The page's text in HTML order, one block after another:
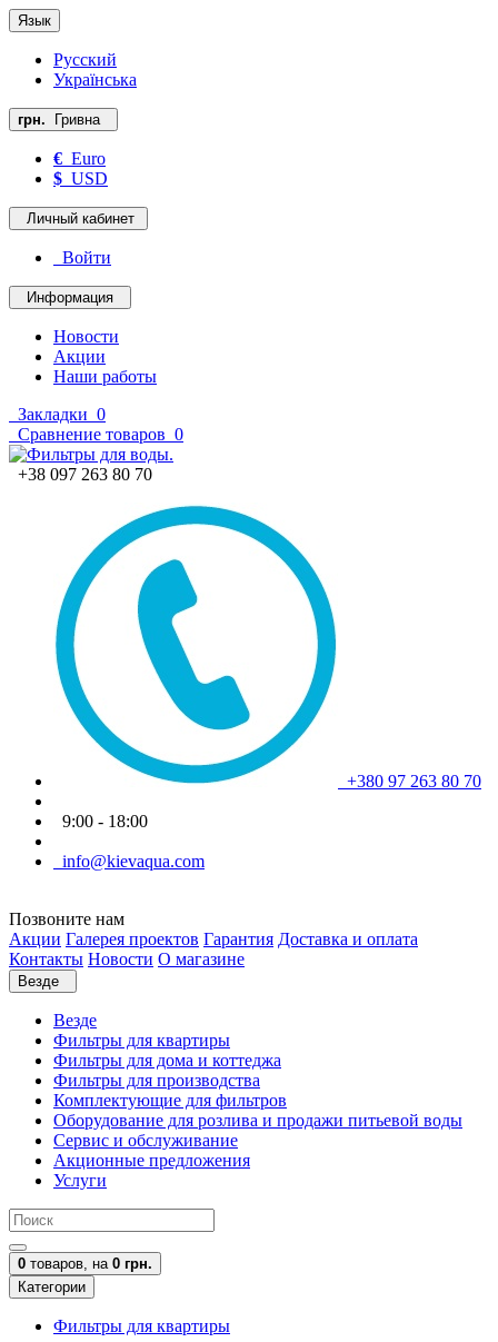
Язык
Русский
Українська
грн. Гривна
€ Euro
$ USD
Личный кабинет
Войти
Информация
Новости
Акции
Наши работы
Закладки 0
Сравнение товаров 0
+38 097 263 80 70
+380 97 263 80 70
9:00 - 18:00
info@kievaqua.com
Позвоните нам
Акции Галерея проектов Гарантия Доставка и оплата
Контакты Новости О магазине
Везде
Везде
Фильтры для квартиры
Фильтры для дома и коттеджа
Фильтры для производства
Комплектующие для фильтров
Оборудование для розлива и продажи питьевой воды
Сервис и обслуживание
Акционные предложения
Услуги
0 товаров, на 0 грн.
Категории
Фильтры для квартиры